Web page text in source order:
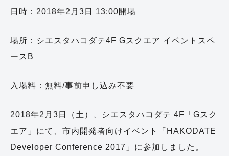
日時：2018年2月3日 13:00開場
場所：シエスタハコダテ4F Gスクエア イベントスペ
ースB
入場料：無料/事前申し込み不要
2018年2月3日（土）、シエスタハコダテ 4F「Gスク
エア」にて、市内開発者向けイベント「HAKODATE
Developer Conference 2017」に参加しました。